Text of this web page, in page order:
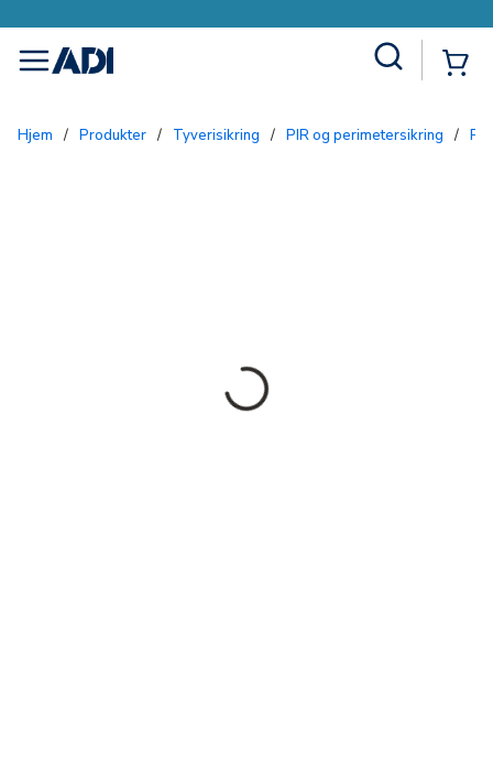
menu
Hjem / Produkter / Tyverisikring / PIR og perimetersikring /